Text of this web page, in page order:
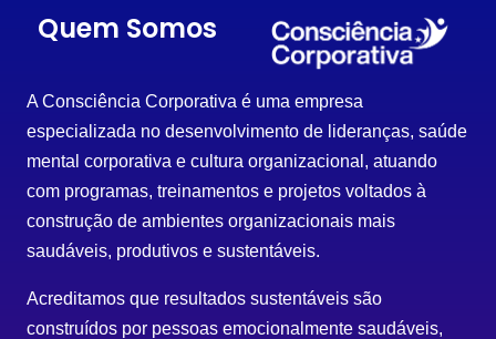
Quem Somos
A Consciência Corporativa é uma empresa
especializada no desenvolvimento de lideranças, saúde
mental corporativa e cultura organizacional, atuando
com programas, treinamentos e projetos voltados à
construção de ambientes organizacionais mais
saudáveis, produtivos e sustentáveis.
Acreditamos que resultados sustentáveis são
construídos por pessoas emocionalmente saudáveis,